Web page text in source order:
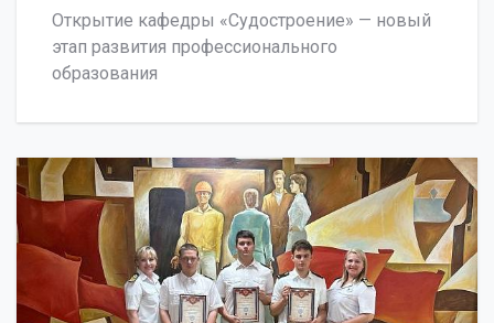
Открытие кафедры «Судостроение» — новый
этап развития профессионального
образования